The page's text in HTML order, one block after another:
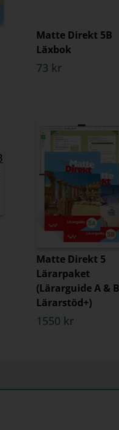
Matte Direkt 5B
Läxbok
73 kr
Matte Direkt 5
Lärarpaket
(Lärarguide A &
Lärarstöd+)
1550 kr